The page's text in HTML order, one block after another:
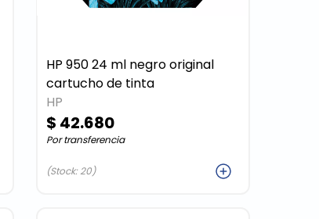
HP 950 24 ml negro original
cartucho de tinta
HP
$ 42.680
Por transferencia
(Stock: 20)